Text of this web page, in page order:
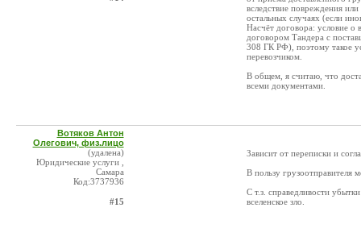
вследствие повреждения
остальных случаях (если
Насчёт договора: условие о
договором Тандера с
308 ГК РФ), поэтому такое
перевозчиком.
В общем, я считаю, что
всеми документами.
Вотяков Антон
Олегович, физ.лицо
(удалена)
Юридические услуги ,
Самара
Код:3737936
#15
Зависит от переписки и
В пользу грузоотправителя
С т.з. справедливости
вселенское зло.